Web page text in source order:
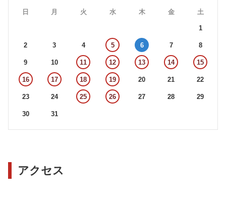
日 月 火 水 木 金 土
1
2 3 4 5 6 7 8
9 10 11 12 13 14 15
16 17 18 19 20 21 22
23 24 25 26 27 28 29
30 31
アクセス